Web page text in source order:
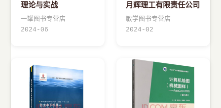
理论与实战
一罐图书专营店
2024-06
月辉理工有限责任公司
敏学图书专营店
2024-02